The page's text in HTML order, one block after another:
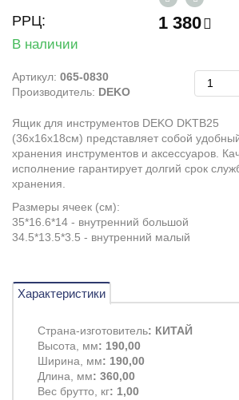
РРЦ: 1 380
В наличии
Артикул: 065-0830
Производитель: DEKO
Ящик для инструментов DEKO DKTB25
(36x16x18см) представляет собой
хранения инструментов и аксессуаров.
исполнение гарантирует долгий срок
хранения.
Размеры ячеек (см):
35*16.6*14 - внутренний большой
34.5*13.5*3.5 - внутренний малый
Характеристики
Страна-изготовитель: КИТАЙ
Высота, мм: 190,00
Ширина, мм: 190,00
Длина, мм: 360,00
Вес брутто, кг: 1,00